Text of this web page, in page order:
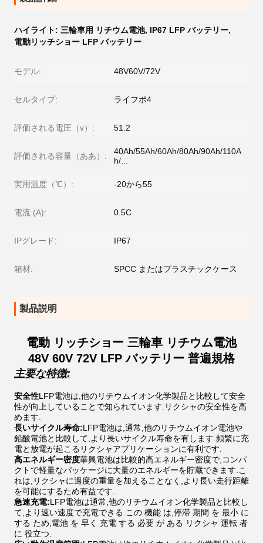
ハイライト: 三輪車用 リチウム電池, IP67 LFP バッテリー,
電動リッチショー LFP バッテリー
モデル: 48V60V/72V
セルタイプ: ライフポ4
評価される電圧（v）: 51.2
評価される容量（ああ）:
40Ah/55Ah/60Ah/80Ah/90Ah/110A
h/...
実用温度（℃）: -20から55
電流 (A): 0.5C
IPグレード: IP67
箱材: SPCC またはプラスチックケース
製品説明
電動 リッチショー 三輪車 リチウム電池
48V 60V 72V LFP バッテリー 普遍規格
主要な特徴:
安全性LFP電池は,他のリチウムイオン化学製品と比較して安全
性が向上していることで知られています.リクシャの安全性を高
めます.
長いサイクル寿命:LFP電池は,通常,他のリチウムイオン電池や
鉛酸電池と比較して,より長いサイクル寿命を有します.頻繁に充
電と放電が起こるリクシャアプリケーションに有利です.
高エネルギー密度華興電池は比較的高エネルギー密度で,コンパ
クトで軽量なパッケージに大量のエネルギーを貯蔵できます.こ
れは,リクシャに過度の重量を加えることなく,より長い走行距離
を可能にするため有益です.
急速充電:LFP電池は通常,他のリチウムイオン化学製品と比較し
て,より速い速度で充電できる.この 機能 は,停滞 期間 を 最小 に
する ため,電池 を 早く 充電 する 必要 が ある リクシャ 運転 者
に 役立つ.